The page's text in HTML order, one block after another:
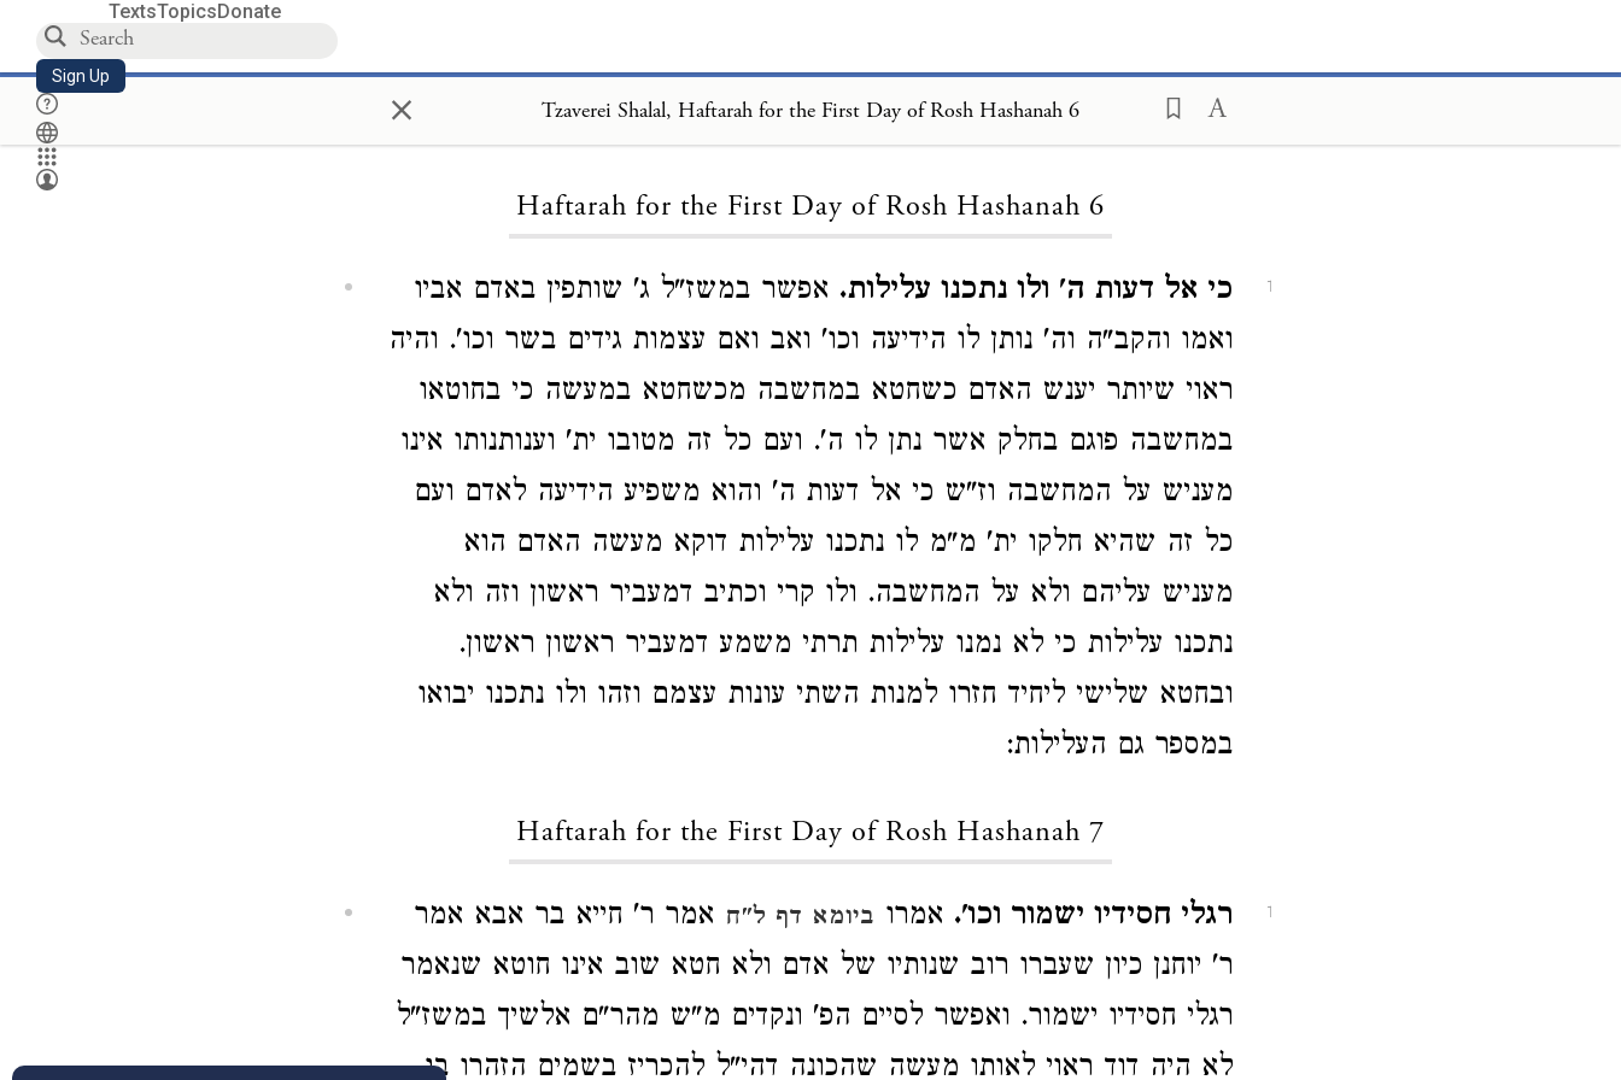
TextsTopicsDonate
Sign Up × Tzaverei Shalal, Haftarah for the First Day of Rosh Hashanah 6
Haftarah for the First Day of Rosh Hashanah 6
1 כי אל דעות ה' ולו נתכנו עלילות. אפשר במשז"ל ג' שותפין באדם אביו
ואמו והקב"ה וה' נותן לו הידיעה וכו' ואב ואם עצמות גידים בשר וכו'. והיה
ראוי שיותר יענש האדם כשחטא במחשבה מכשחטא במעשה כי בחוטאו
במחשבה פוגם בחלק אשר נתן לו ה'. ועם כל זה מטובו ית' וענותנותו אינו
מעניש על המחשבה וז"ש כי אל דעות ה' והוא משפיע הידיעה לאדם ועם
כל זה שהיא חלקו ית' מ"מ לו נתכנו עלילות דוקא מעשה האדם הוא
מעניש עליהם ולא על המחשבה. ולו קרי וכתיב דמעביר ראשון וזה ולא
נתכנו עלילות כי לא נמנו עלילות תרתי משמע דמעביר ראשון ראשון.
ובחטא שלישי ליחיד חזרו למנות השתי עונות עצמם וזהו ולו נתכנו יבואו
במספר גם העלילות:
Haftarah for the First Day of Rosh Hashanah 7
1 רגלי חסידיו ישמור וכו'. אמרו ביומא דף ל"ח אמר ר' חייא בר אבא אמר
ר' יוחנן כיון שעברו רוב שנותיו של אדם ולא חטא שוב אינו חוטא שנאמר
רגלי חסידיו ישמור. ואפשר לסיים הפ' ונקדים מ"ש מהר"ם אלשיך במשז"ל
לא היה דוד ראוי לאותו מעשה שהכונה דהי"ל להכריז בשמים הזהרו בו